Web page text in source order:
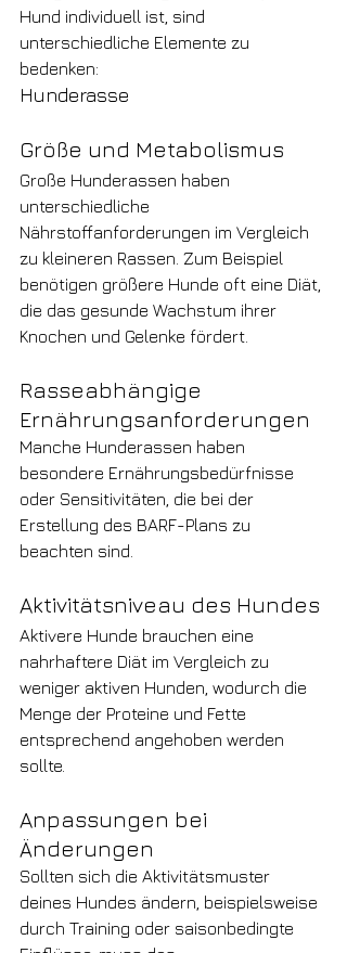
Hund individuell ist, sind
unterschiedliche Elemente zu
bedenken:
Hunderasse
Größe und Metabolismus
Große Hunderassen haben
unterschiedliche
Nährstoffanforderungen im Vergleich
zu kleineren Rassen. Zum Beispiel
benötigen größere Hunde oft eine Diät,
die das gesunde Wachstum ihrer
Knochen und Gelenke fördert.
Rasseabhängige
Ernährungsanforderungen
Manche Hunderassen haben
besondere Ernährungsbedürfnisse
oder Sensitivitäten, die bei der
Erstellung des BARF-Plans zu
beachten sind.
Aktivitätsniveau des Hundes
Aktivere Hunde brauchen eine
nahrhaftere Diät im Vergleich zu
weniger aktiven Hunden, wodurch die
Menge der Proteine und Fette
entsprechend angehoben werden
sollte.
Anpassungen bei
Änderungen
Sollten sich die Aktivitätsmuster
deines Hundes ändern, beispielsweise
durch Training oder saisonbedingte